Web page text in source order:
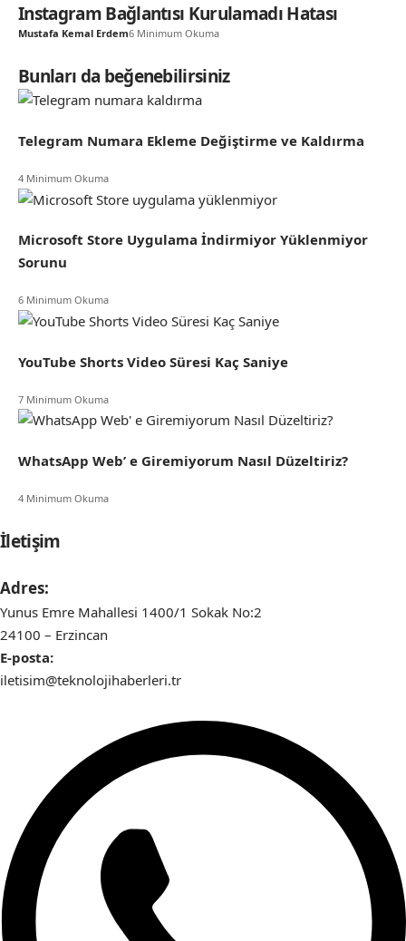
Instagram Bağlantısı Kurulamadı Hatası
Mustafa Kemal Erdem6 Minimum Okuma
Bunları da beğenebilirsiniz
Telegram Numara Ekleme Değiştirme ve Kaldırma
4 Minimum Okuma
Microsoft Store Uygulama İndirmiyor Yüklenmiyor
Sorunu
6 Minimum Okuma
YouTube Shorts Video Süresi Kaç Saniye
7 Minimum Okuma
WhatsApp Web’ e Giremiyorum Nasıl Düzeltiriz?
4 Minimum Okuma
İletişim
Adres:
Yunus Emre Mahallesi 1400/1 Sokak No:2
24100 – Erzincan
E-posta:
iletisim@teknolojihaberleri.tr